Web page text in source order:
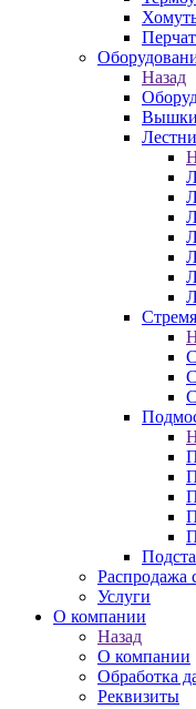
Назад
Вышки
Распродажа
Услуги
О компании
Назад
О компании
Обработка
Реквизиты